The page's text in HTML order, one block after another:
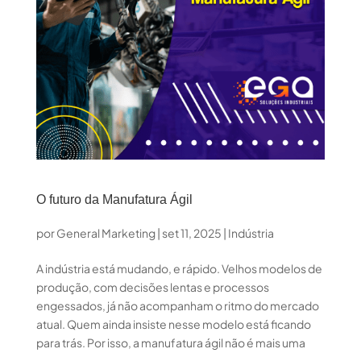
O futuro da Manufatura Ágil
porGeneral Marketing|set 11, 2025 | Indústria
A indústria está mudando, e rápido. Velhos modelos de
produção, com decisões lentas e processos
engessados, já não acompanham o ritmo do mercado
atual. Quem ainda insiste nesse modelo está ficando
para trás. Por isso, a manufatura ágil não é mais uma